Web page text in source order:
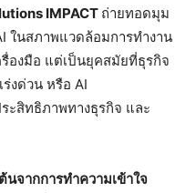
IMPACT ถ่ายทอดมุม
ในสภาพแวดล้อมการทำงาน
องมือ แต่เป็นยุคสมัยที่ธุรกิจ
งด่วน หรือ AI
ะสิทธิภาพทางธุรกิจ และ
นจากการทำความเข้าใจ